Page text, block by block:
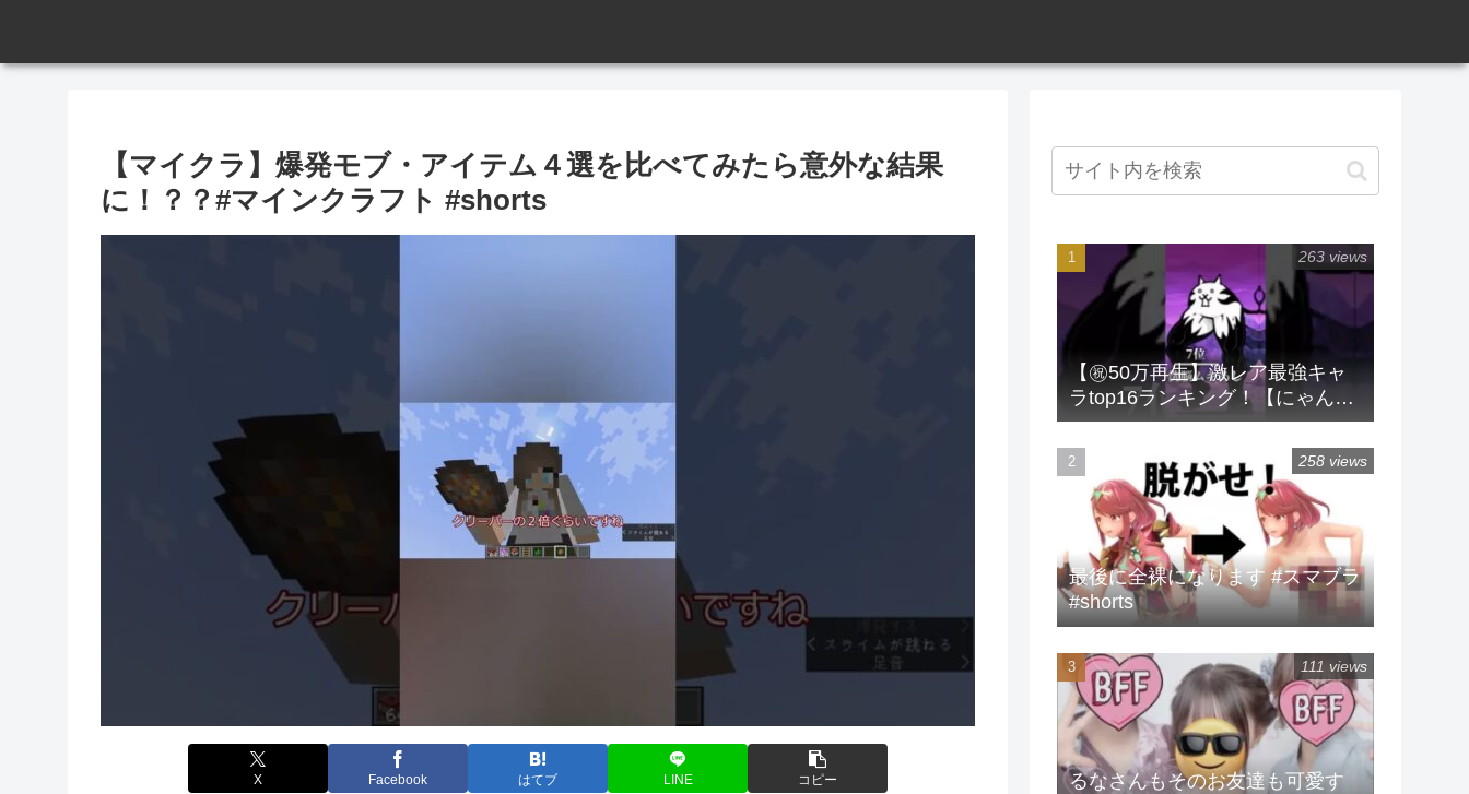
【マイクラ】爆発モブ・アイテム４選を比べてみたら意外な結果
に！？？#マインクラフト #shorts
X Facebook はてブ LINE コピー
【㊗️50万再生】激レア最強キャ
ラtop16ランキング！【にゃんこ
大戦争】 #にゃんこ大戦争 #ラン
キング #shorts #激レア
263 views
最後に全裸になります #スマブラ
#shorts
258 views
るなさんもそのお友達も可愛す
111 views